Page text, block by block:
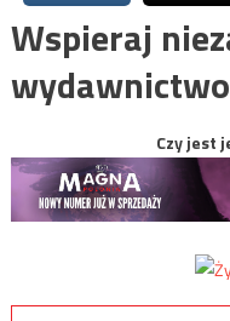
Wspieraj
Czy jest